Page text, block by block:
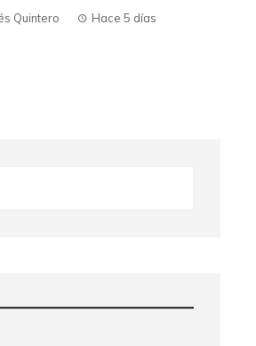
Quintero Hace 5 días